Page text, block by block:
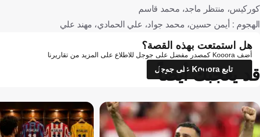
كوركيس، منتظر ماجد، محمد قاسم
الهجوم : أيمن حسين، محمد جواد، علي الحمادي، مهند علي
هل استمتعت بهذه القصة؟
أضف Kooora كمصدر مفضل على جوجل للاطلاع على المزيد من تقاريرنا
تابع Kooora على جوجل
قد يعجبك أيضاً